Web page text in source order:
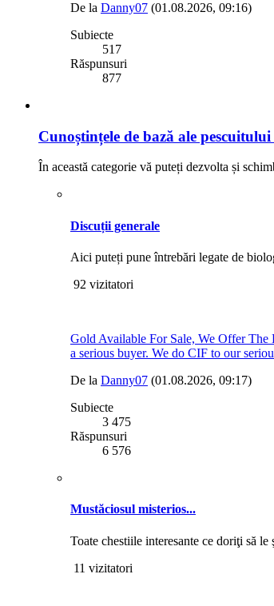
De la Danny07 (01.08.2026, 09:16)
Subiecte
517
Răspunsuri
877
Cunoștințele de bază ale
În această categorie vă puteți dezvolta și
Discuții generale
Aici puteți pune întrebări legate de
92 vizitatori
Gold Available For Sale, We Offer The
a serious buyer. We do CIF to our
De la Danny07 (01.08.2026, 09:17)
Subiecte
3 475
Răspunsuri
6 576
Mustăciosul misterios...
Toate chestiile interesante ce doriţi să
11 vizitatori